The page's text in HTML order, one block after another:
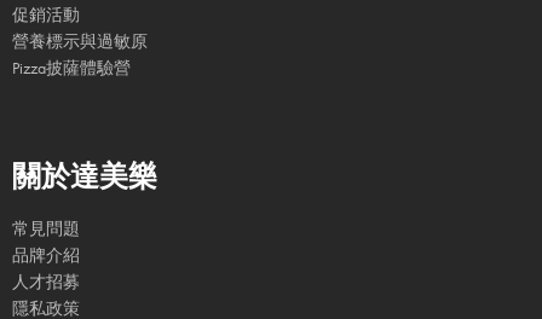
促銷活動
營養標示與過敏原
Pizza披薩體驗營
關於達美樂
常見問題
品牌介紹
人才招募
隱私政策